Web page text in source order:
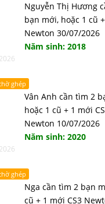
Nguyễn Thị Hương
bạn mới, hoặc 1 cũ
Newton 30/07/2026
Năm sinh: 2018
ghép
Vân Anh cần tìm 2
hoặc 1 cũ + 1 mới
Newton 10/07/2026
Năm sinh: 2020
ghép
Nga cần tìm 2 bạn
cũ + 1 mới CS3